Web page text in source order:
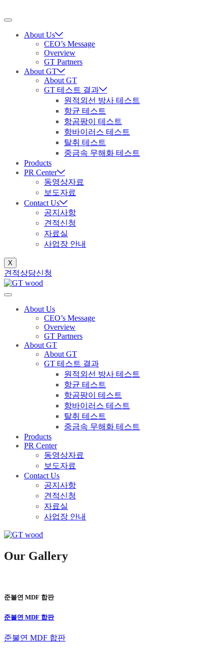
About Us
CEO’s Message
Overview
GT Partners
About GT
About GT
GT 테스트 결과
원적외선 방사 테스트
항균 테스트
항곰팡이 테스트
항바이러스 테스트
탈취 테스트
중금속 무해화 테스트
Products
PR Center
동영상자료
보도자료
Contact Us
공지사항
견적신청
자료실
사업장 안내
X
견적상담신청
About Us
CEO’s Message
Overview
GT Partners
About GT
About GT
GT 테스트 결과
원적외선 방사 테스트
항균 테스트
항곰팡이 테스트
항바이러스 테스트
탈취 테스트
중금속 무해화 테스트
Products
PR Center
동영상자료
보도자료
Contact Us
공지사항
견적신청
자료실
사업장 안내
Our Gallery
준불연 MDF 합판
준불연 MDF 합판
준불연 MDF 합판